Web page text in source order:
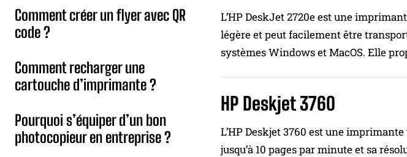
Comment créer un flyer avec QR
code ?
Comment recharger une
cartouche d’imprimante ?
Pourquoi s’équiper d’un bon
photocopieur en entreprise ?
L’HP DeskJet 2720e est une
légère et peut facilement être
systèmes Windows et MacOS. Elle
HP Deskjet 3760
L’HP Deskjet 3760 est une
jusqu’à 10 pages par minute et sa